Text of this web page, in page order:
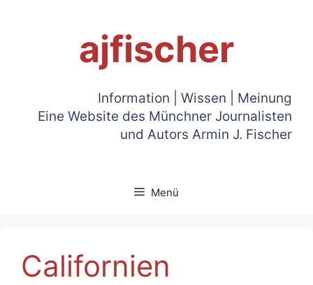
ajfischer
Information | Wissen | Meinung
Eine Website des Münchner Journalisten
und Autors Armin J. Fischer
Menü
Californien